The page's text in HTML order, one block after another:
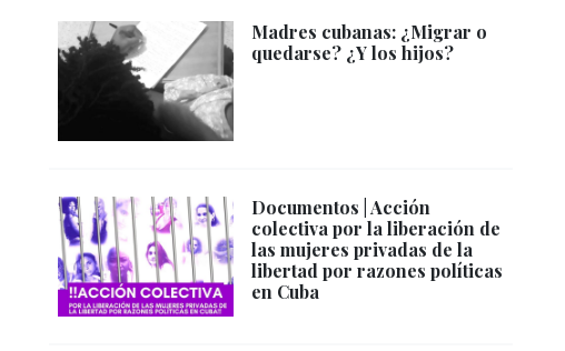
Madres cubanas: ¿Migrar o
quedarse? ¿Y los hijos?
Documentos | Acción
colectiva por la liberación de
las mujeres privadas de la
libertad por razones políticas
en Cuba